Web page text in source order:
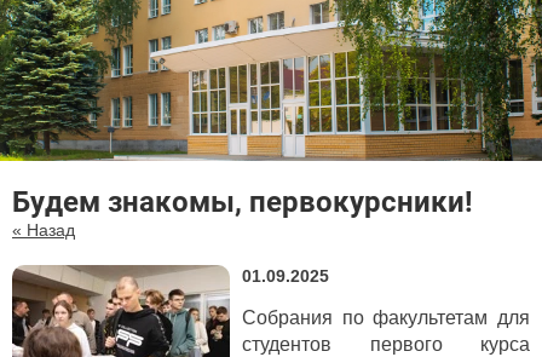
Будем знакомы, первокурсники!
« Назад
01.09.2025
Собрания по факультетам для
студентов первого курса